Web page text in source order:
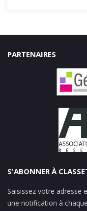
PARTENAIRES
S'ABONNER À
Saisissez votre adresse
une notification à